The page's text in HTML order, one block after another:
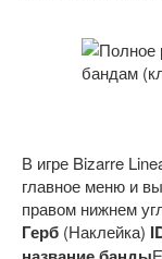
В игре Bizarre
главное меню и
правом нижнем
Герб (Наклейка)